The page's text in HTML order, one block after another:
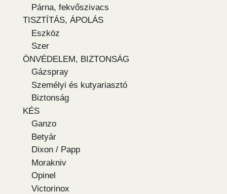
Párna, fekvőszivacs
TISZTÍTÁS, ÁPOLÁS
Eszköz
Szer
ÖNVÉDELEM, BIZTONSÁG
Gázspray
Személyi és kutyariasztó
Biztonság
KÉS
Ganzo
Betyár
Dixon / Papp
Morakniv
Opinel
Victorinox